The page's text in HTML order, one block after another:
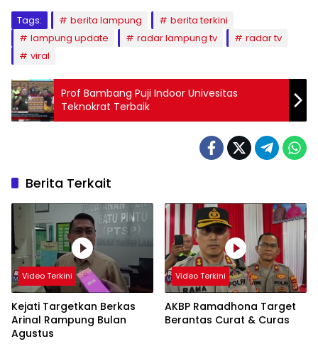
Tags: berita lampung
berita terkini
lampung update
radar lampung tv
radar tv
viral
Prof Bambang Puji Indoor Univesitas
Teknokrat Terbaik
Berita Terkait
Video Terkini
Kejati Targetkan Berkas
Arinal Rampung Bulan
Agustus
Video Terkini
AKBP Ramadhona Target
Berantas Curat & Curas